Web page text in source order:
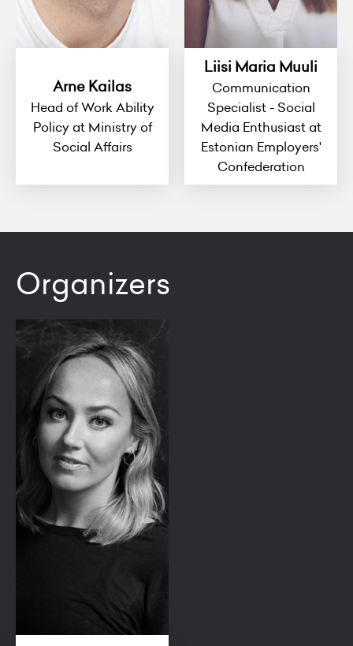
Arne Kailas
Head of Work Ability
Policy at Ministry of
Social Affairs
Liisi Maria Muuli
Communication
Specialist - Social
Media Enthusiast at
Estonian Employers'
Confederation
Organizers